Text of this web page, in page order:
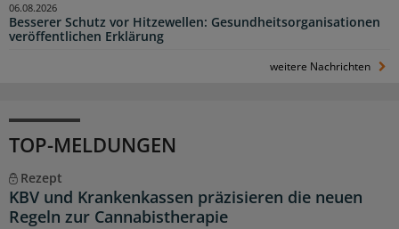
Besserer Schutz vor Hitzewellen: Gesundheitsorganisationen
veröffentlichen Erklärung
06.08.2026
weitere Nachrichten
TOP-MELDUNGEN
Rezept
KBV und Krankenkassen präzisieren die neuen
Regeln zur Cannabistherapie